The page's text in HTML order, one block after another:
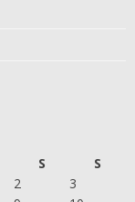
S
S
2
3